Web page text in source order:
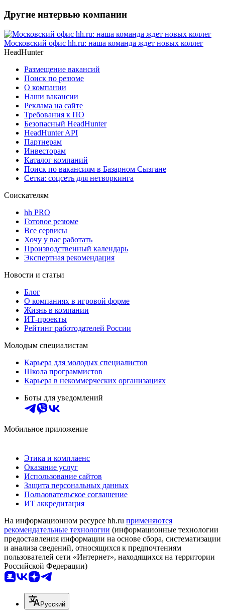
Другие интервью компании
Московский офис hh.ru: наша команда ждет новых коллег
HeadHunter
Размещение вакансий
Поиск по резюме
О компании
Наши вакансии
Реклама на сайте
Требования к ПО
Безопасный HeadHunter
HeadHunter API
Партнерам
Инвесторам
Каталог компаний
Поиск по вакансиям в Базарном Сызгане
Сетка: соцсеть для нетворкинга
Соискателям
hh PRO
Готовое резюме
Все сервисы
Хочу у вас работать
Производственный календарь
Экспертная рекомендация
Новости и статьи
Блог
О компаниях в игровой форме
Жизнь в компании
ИТ-проекты
Рейтинг работодателей России
Молодым специалистам
Карьера для молодых специалистов
Школа программистов
Карьера в некоммерческих организациях
Боты для уведомлений
Мобильное приложение
Этика и комплаенс
Оказание услуг
Использование сайтов
Защита персональных данных
Пользовательское соглашение
ИТ аккредитация
На информационном ресурсе hh.ru применяются
рекомендательные технологии (информационные технологии
предоставления информации на основе сбора, систематизации
и анализа сведений, относящихся к предпочтениям
пользователей сети «Интернет», находящихся на территории
Российской Федерации)
Русский